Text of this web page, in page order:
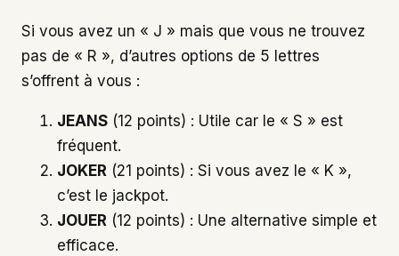
Si vous avez un « J » mais que vous ne trouvez
pas de « R », d’autres options de 5 lettres
s’offrent à vous :
JEANS (12 points) : Utile car le « S » est
fréquent.
JOKER (21 points) : Si vous avez le « K »,
c’est le jackpot.
JOUER (12 points) : Une alternative simple et
efficace.